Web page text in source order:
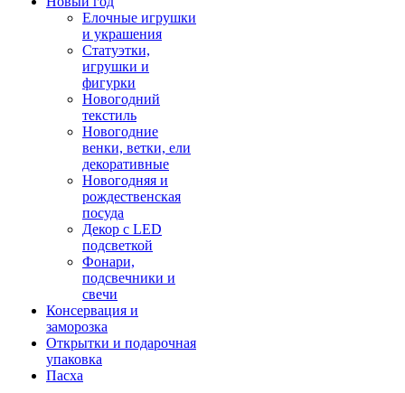
Елочные игрушки
и украшения
Статуэтки,
игрушки и
фигурки
Новогодний
текстиль
Новогодние
венки, ветки, ели
декоративные
Новогодняя и
рождественская
посуда
Декор с LED
подсветкой
Фонари,
подсвечники и
свечи
Консервация и
заморозка
Открытки и подарочная
упаковка
Пасха